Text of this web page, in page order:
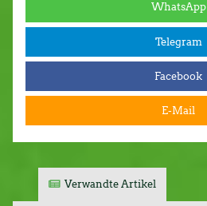
WhatsApp
Telegram
Facebook
E-Mail
Verwandte Artikel